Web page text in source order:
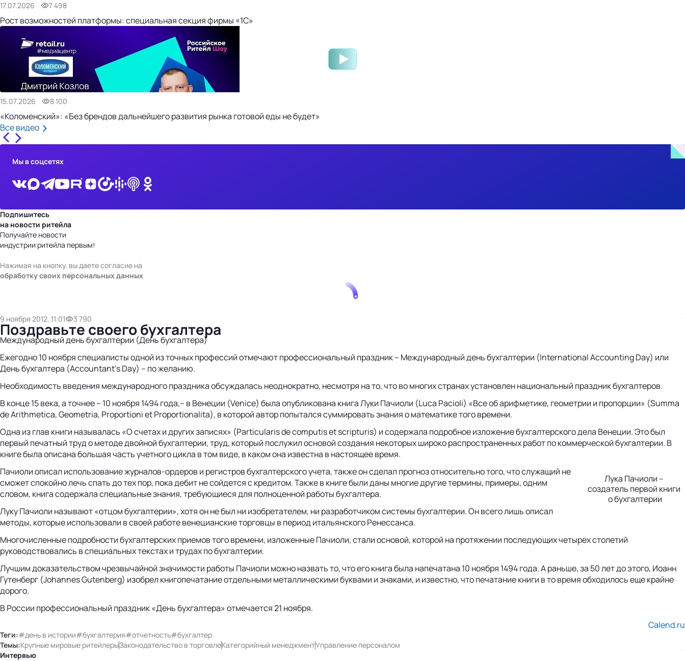
17.07.2026 7 498
Рост возможностей платформы: специальная секция фирмы «1С»
15.07.2026 8 100
«Коломенский»: «Без брендов дальнейшего развития рынка готовой еды не будет»
Все видео
Мы в соцсетях
Подпишитесь
на новости ритейла
Получайте новости
индустрии ритейла первым!
Нажимая на кнопку, вы даете согласие на
обработку своих персональных данных
9 ноября 2012, 11:01 3 790
Поздравьте своего бухгалтера
Международный день бухгалтерии (День бухгалтера)
Ежегодно 10 ноября специалисты одной из точных профессий отмечают профессиональный праздник – Международный день бухгалтерии (International Accounting Day) или
День бухгалтера (Accountant's Day) – по желанию.
Необходимость введения международного праздника обсуждалась неоднократно, несмотря на то, что во многих странах установлен национальный праздник бухгалтеров.
В конце 15 века, а точнее – 10 ноября 1494 года,– в Венеции (Venice) была опубликована книга Луки Пачиоли (Luca Pacioli) «Все об арифметике, геометрии и пропорции» (Summa
de Arithmetica, Geometria, Proportioni et Proportionalita), в которой автор попытался суммировать знания о математике того времени.
Одна из глав книги называлась «О счетах и других записях» (Particularis de computis et scripturis) и содержала подробное изложение бухгалтерского дела Венеции. Это был
первый печатный труд о методе двойной бухгалтерии, труд, который послужил основой создания некоторых широко распространенных работ по коммерческой бухгалтерии. В
книге была описана большая часть учетного цикла в том виде, в каком она известна в настоящее время.
Лука Пачиоли –
создатель первой книги
о бухгалтерии
Пачиоли описал использование журналов-ордеров и регистров бухгалтерского учета, также он сделал прогноз относительно того, что служащий не
сможет спокойно лечь спать до тех пор, пока дебит не сойдется с кредитом. Также в книге были даны многие другие термины, примеры, одним
словом, книга содержала специальные знания, требующиеся для полноценной работы бухгалтера.
Луку Пачиоли называют «отцом бухгалтерии», хотя он не был ни изобретателем, ни разработчиком системы бухгалтерии. Он всего лишь описал
методы, которые использовали в своей работе венецианские торговцы в период итальянского Ренессанса.
Многочисленные подробности бухгалтерских приемов того времени, изложенные Пачиоли, стали основой, которой на протяжении последующих четырех столетий
руководствовались в специальных текстах и трудах по бухгалтерии.
Лучшим доказательством чрезвычайной значимости работы Пачиоли можно назвать то, что его книга была напечатана 10 ноября 1494 года. А раньше, за 50 лет до этого, Иоанн
Гутенберг (Johannes Gutenberg) изобрел книгопечатание отдельными металлическими буквами и знаками, и известно, что печатание книги в то время обходилось еще крайне
дорого.
В России профессиональный праздник «День бухгалтера» отмечается 21 ноября.
Calend.ru
Теги:#день в истории#бухгалтерия#отчетность#бухгалтер
Темы:Крупные мировые ритейлерыЗаконодательство в торговлеКатегорийный менеджментУправление персоналом
Интервью